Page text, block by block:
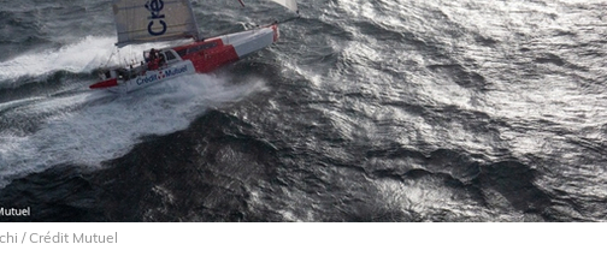
/ Crédit Mutuel